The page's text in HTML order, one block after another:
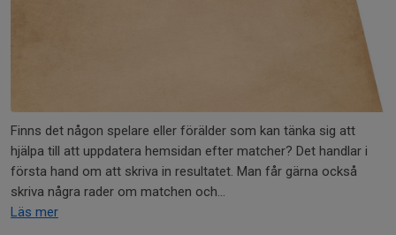
Finns det någon spelare eller förälder som kan tänka sig att
hjälpa till att uppdatera hemsidan efter matcher? Det handlar i
första hand om att skriva in resultatet. Man får gärna också
skriva några rader om matchen och...
Läs mer